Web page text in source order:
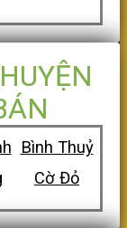
Bình Thuỷ
Cờ Đỏ